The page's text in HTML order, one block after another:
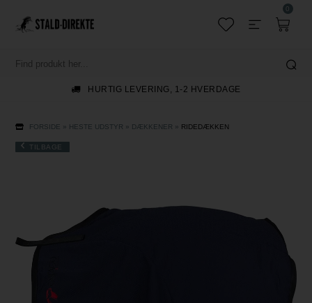
0
HURTIG LEVERING, 1-2 HVERDAGE
FORSIDE » HESTE UDSTYR » DÆKKENER » RIDEDÆKKEN
TILBAGE